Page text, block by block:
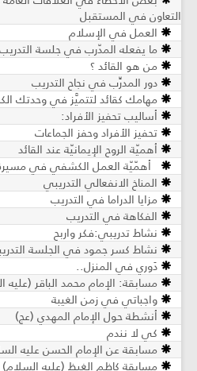
التعاون في المستقبل
العمل في الإسلام
ما يفعله المدّرب في جلسة التدريب
من هو القائد ؟
دور المدرِّب في نجاح التدريب
مهامك كقائد لتتميَّز في وحدتك
أساليب تحفيز الأفراد:
تحفيز الأفراد وحفز الجماعات
أهميّة الروح الإيمانيّة عند القائد
أهمّيّة العمل الكشفي في مسيرة
المناخ الانفعالي التدريبي
مزايا الدراما في التدريب
الفكاهة في التدريب
نشاط تدريبي:فكر واربح
نشاط كسر جمود في الجلسة
دَوري في المنزل..
مسابقة: الإمام محمد الباقر (عليه
واجباتي في زمن الغيبة
أنشطة حول الإمام المهدي (عج)
كي لا نندم
مسابقة عن الإمام الحسن عليه
مسابقة كاظم الغيظ (عليه السلام)